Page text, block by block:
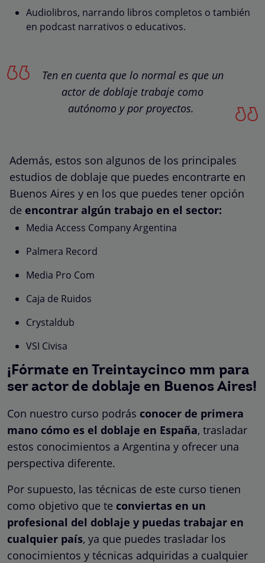
Audiolibros, narrando libros completos o también
en podcast narrativos o educativos.
Ten en cuenta que lo normal es que un
actor de doblaje trabaje como
autónomo y por proyectos.
Además, estos son algunos de los principales
estudios de doblaje que puedes encontrarte en
Buenos Aires y en los que puedes tener opción
de encontrar algún trabajo en el sector:
Media Access Company Argentina
Palmera Record
Media Pro Com
Caja de Ruidos
Crystaldub
VSI Civisa
¡Fórmate en Treintaycinco mm para
ser actor de doblaje en Buenos Aires!
Con nuestro curso podrás conocer de primera
mano cómo es el doblaje en España, trasladar
estos conocimientos a Argentina y ofrecer una
perspectiva diferente.
Por supuesto, las técnicas de este curso tienen
como objetivo que te conviertas en un
profesional del doblaje y puedas trabajar en
cualquier país, ya que puedes trasladar los
conocimientos y técnicas adquiridas a cualquier